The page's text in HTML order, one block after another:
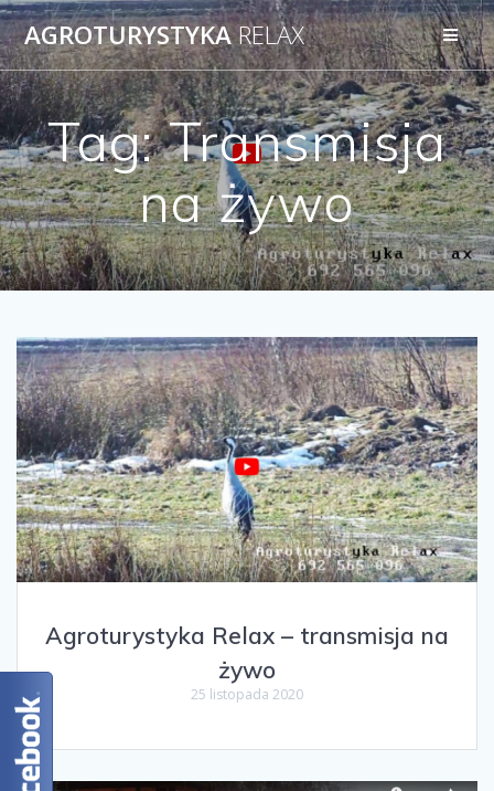
AGROTURYSTYKARELAX
Tag:Transmisja
na żywo
Agroturystyka Relax – transmisja na
żywo
25 listopada 2020